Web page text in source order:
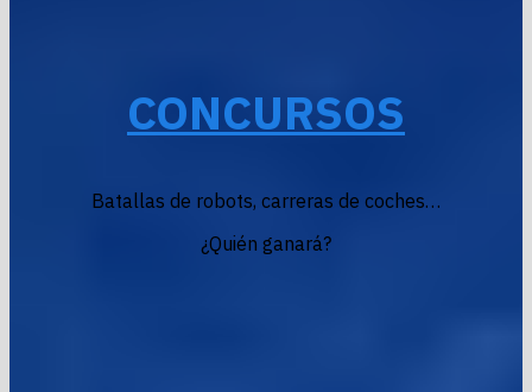
CONCURSOS
Batallas de robots, carreras de coches…
¿Quién ganará?